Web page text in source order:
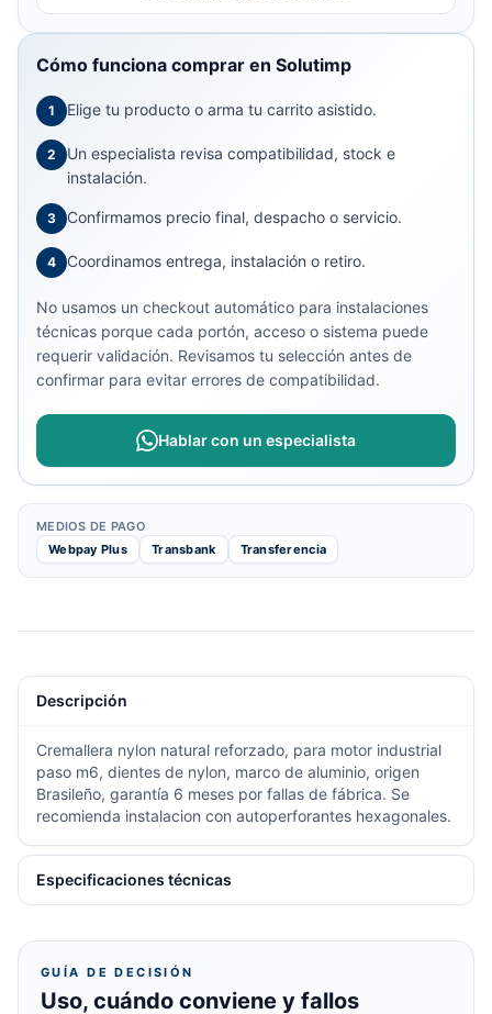
Cómo funciona comprar en Solutimp
1 Elige tu producto o arma tu carrito asistido.
2
Un especialista revisa compatibilidad, stock e
instalación.
3 Confirmamos precio final, despacho o servicio.
4 Coordinamos entrega, instalación o retiro.
No usamos un checkout automático para instalaciones
técnicas porque cada portón, acceso o sistema puede
requerir validación. Revisamos tu selección antes de
confirmar para evitar errores de compatibilidad.
Hablar con un especialista
MEDIOS DE PAGO
Webpay Plus
Transbank Transferencia
Descripción
Cremallera nylon natural reforzado, para motor industrial
paso m6, dientes de nylon, marco de aluminio, origen
Brasileño, garantía 6 meses por fallas de fábrica. Se
recomienda instalacion con autoperforantes hexagonales.
Especificaciones técnicas
GUÍA DE DECISIÓN
Uso, cuándo conviene y fallos